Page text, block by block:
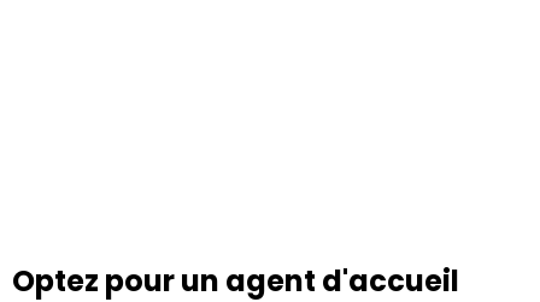
Optez pour un agent d'accueil